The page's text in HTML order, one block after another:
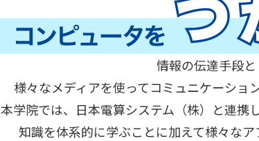
情報の伝達手段と
様々なメディアを使ってコミュニケーショ
本学院では、日本電算システム（株）と連携
知識を体系的に学ぶことに加えて様々なア